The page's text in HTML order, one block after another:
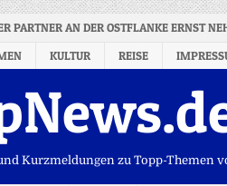
PARTNER AN DER OSTFLANKE ERNST
KULTUR REISE
Kurzmeldungen zu Topp-Themen